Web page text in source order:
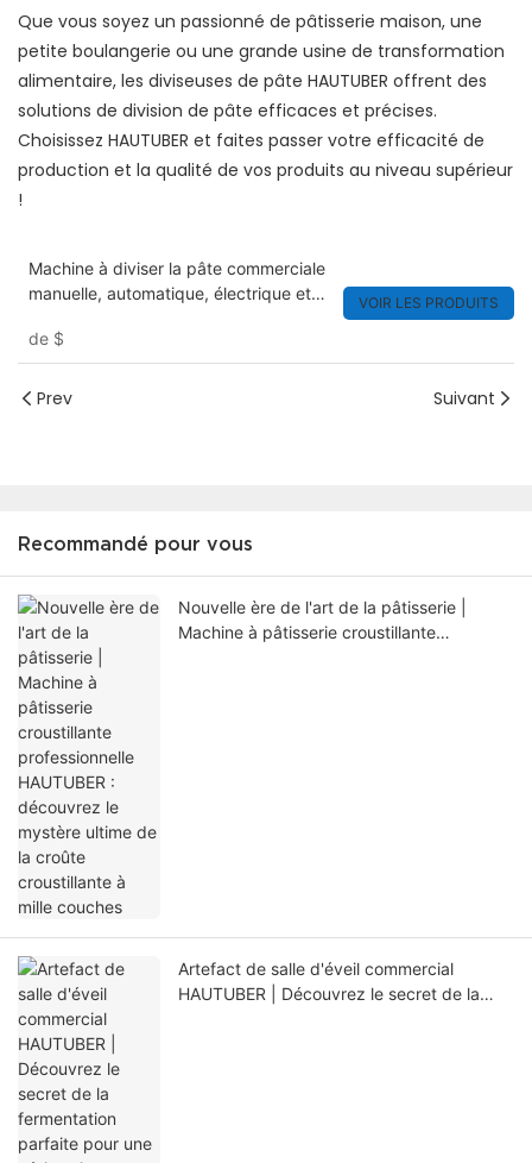
Que vous soyez un passionné de pâtisserie maison, une
petite boulangerie ou une grande usine de transformation
alimentaire, les diviseuses de pâte HAUTUBER offrent des
solutions de division de pâte efficaces et précises.
Choisissez HAUTUBER et faites passer votre efficacité de
production et la qualité de vos produits au niveau supérieur
!
Machine à diviser la pâte commerciale
manuelle, automatique, électrique et
de $
VOIR LES PRODUITS
Prev Suivant
Recommandé pour vous
Nouvelle ère de l'art de la pâtisserie |
Machine à pâtisserie croustillante
Artefact de salle d'éveil commercial
HAUTUBER | Découvrez le secret de la